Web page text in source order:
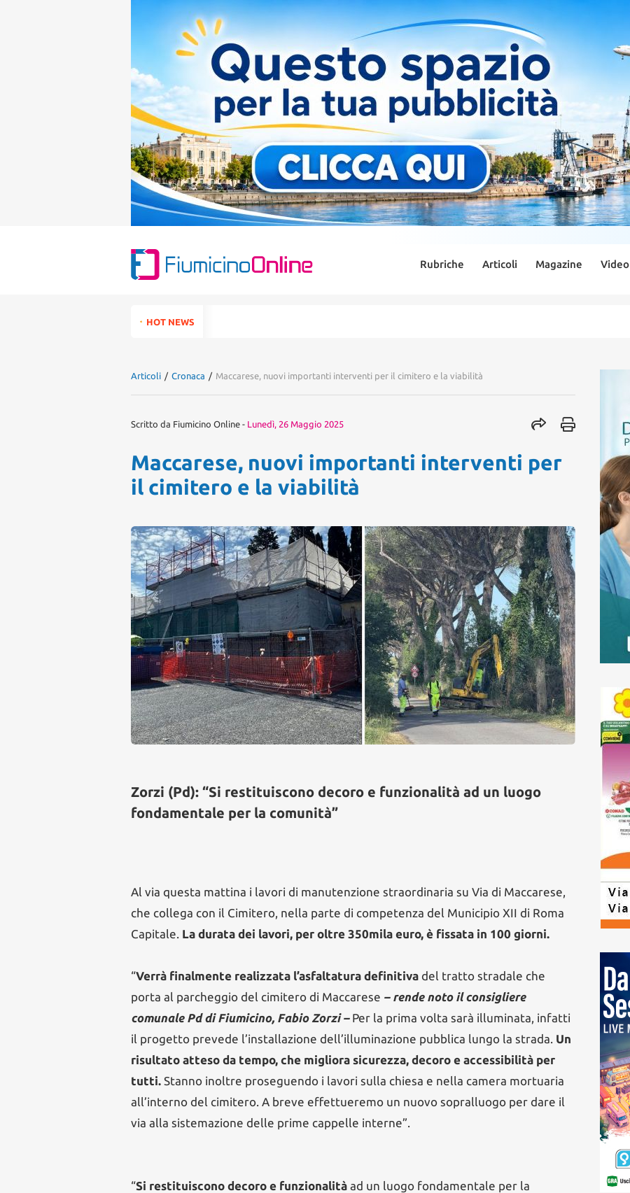
Rubriche Articoli Magazine Video
for:HOT NEWS
Articoli / Cronaca / Maccarese, nuovi importanti interventi per il cimitero e la viabilità
Scritto da Fiumicino Online - Lunedì, 26 Maggio 2025
Maccarese, nuovi importanti interventi per
il cimitero e la viabilità
Zorzi (Pd): “Si restituiscono decoro e funzionalità ad un luogo
fondamentale per la comunità”
Al via questa mattina i lavori di manutenzione straordinaria su Via di Maccarese,
che collega con il Cimitero, nella parte di competenza del Municipio XII di Roma
Capitale. La durata dei lavori, per oltre 350mila euro, è fissata in 100 giorni.
“Verrà finalmente realizzata l’asfaltatura definitiva del tratto stradale che
porta al parcheggio del cimitero di Maccarese – rende noto il consigliere
comunale Pd di Fiumicino, Fabio Zorzi –Per la prima volta sarà illuminata, infatti
il progetto prevede l’installazione dell’illuminazione pubblica lungo la strada. Un
risultato atteso da tempo, che migliora sicurezza, decoro e accessibilità per
tutti. Stanno inoltre proseguendo i lavori sulla chiesa e nella camera mortuaria
all’interno del cimitero. A breve effettueremo un nuovo sopralluogo per dare il
via alla sistemazione delle prime cappelle interne”.
“Si restituiscono decoro e funzionalità ad un luogo fondamentale per la